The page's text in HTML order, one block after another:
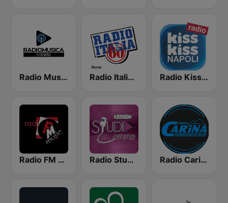
Radio Musica Tutta Napoli Radio Italia Anni 60 - Roma Radio Kiss Kiss Napoli
Radio FM Music Radio Studio Emme Radio Carina Solo Musica Napoletana